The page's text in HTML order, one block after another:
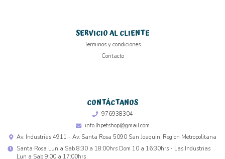
SERVICIO AL CLIENTE
Terminos y condiciones
Contacto
CONTÁCTANOS
976938304
info.lhpetshop@gmail.com
Av. Industrias 4911 - Av. Santa Rosa 5090 San Joaquin, Region Metropolitana
Santa Rosa Lun a Sab 8:30 a 18:00hrs Dom 10 a 16:30hrs - Las Industrias
Lun a Sab 9:00 a 17:00hrs